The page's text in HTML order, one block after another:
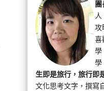
團
攻
喜
學
學
生即是旅行，旅行即
文化思考文字，撰寫